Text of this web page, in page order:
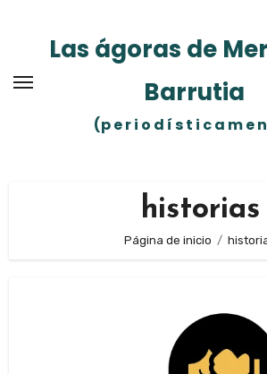
contenidoLas ágoras de
Barrutia
(p e r i o d í s t i c a m e
historias
Página de inicio